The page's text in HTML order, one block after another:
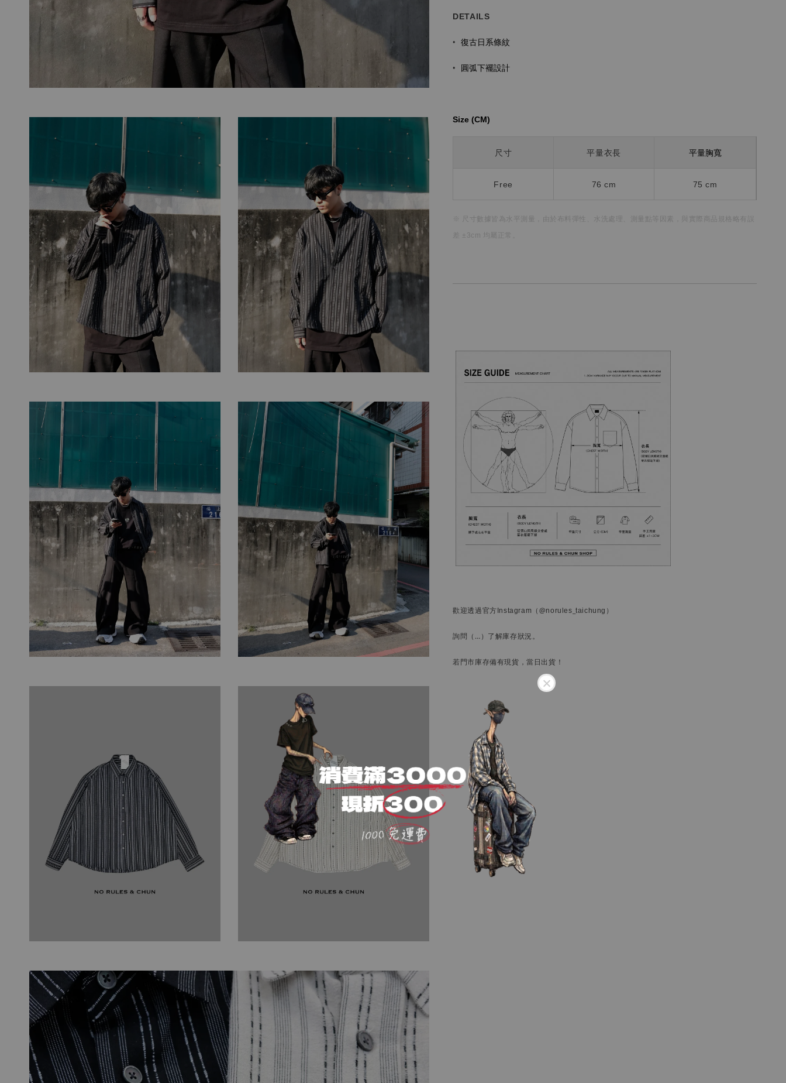
DETAILS
• 復古日系條紋
• 圓弧下襬設計
Size (CM)⁡⁡
尺寸 平量衣長 平量胸寬
Free 76 cm 75 cm
※ 尺寸數據皆為水平測量， 由於布料彈性、水洗處理、測量點等因素，
與實際商品規格略有誤
差 ±3cm 均屬正常。
歡迎透過官方Instagram （@norules_taichung）
詢問 （…） 了解庫存狀況。
若門市庫存備有現貨，當日出貨！